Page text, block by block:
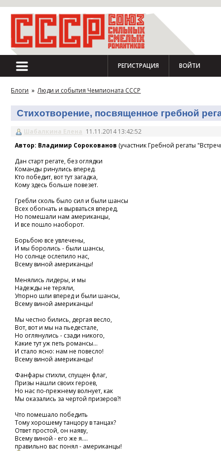
РЕГИСТРАЦИЯ ВОЙТИ
Блоги » Люди и события Чемпионата СССР
Стихотворение, посвященное гребной
Шабалкина Елена 11.11.2014 13:42:52
Автор: Владимир Сорокованов (участник Гребной регаты
Дан старт регате, без оглядки
Команды ринулись вперед.
Кто победит, вот тут загадка,
Кому здесь больше повезет.
Гребли сколь было сил и были шансы
Всех обогнать и вырваться вперед,
Но помешали нам американцы,
И все пошло наоборот.
Борьбою все увлечены,
И мы боролись - были шансы,
Но солнце ослепило нас,
Всему виной американцы!
Менялись лидеры, и мы
Надежды не теряли,
Упорно шли вперед и были шансы,
Всему виной американцы!
Мы честно бились, дергая весло,
Вот, вот и мы на пьедестале,
Но оглянулись - сзади никого,
Какие тут уж петь романсы...
И стало ясно: нам не повесло!
Всему виной американцы!
Фанфары стихли, спущен флаг,
Призы нашли своих героев,
Но нас по-прежнему волнует, как
Мы оказались за чертой призеров?!
Что помешало победить
Тому хорошему танцору в танцах?
Ответ простой, он наяву,
Всему виной - его же я....
правильно вас понял - американцы!